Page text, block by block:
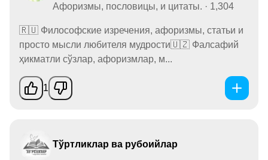
Афоризмы, пословицы, и цитаты. · 1,304
🇷🇺 Философские изречения, афоризмы, статьи и
просто мысли любителя мудрости🇺🇿 Фалсафий
ҳикматли сўзлар, афоризмлар, м...
1
Тўртликлар ва рубоийлар